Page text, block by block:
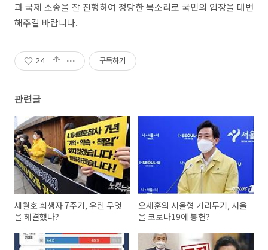
과 국제 소송을 잘 진행하여 정당한 목소리로 국민의 입장을 대변
해주길 바랍니다.
24 구독하기
관련글
세월호 희생자 7주기, 우린 무엇
을 해결했나?
오세훈의 서울형 거리두기, 서울
을 코로나19에 봉헌?